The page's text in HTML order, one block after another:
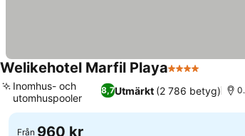
Welikehotel Marfil Playa4 Stjärnor
8,7Utmärkt (2 786 betyg)
Inomhus- och
utomhuspooler
Från 960 kr